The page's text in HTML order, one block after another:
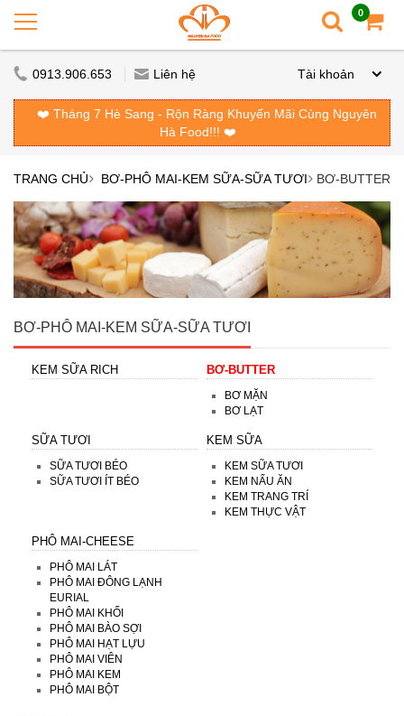
0
0913.906.653 Liên hệ Tài khoản
❤️ Tháng 7 Hè Sang - Rộn Ràng Khuyến Mãi Cùng Nguyên
Hà Food!!! ❤️
TRANG CHỦ BƠ-PHÔ MAI-KEM SỮA-SỮA TƯƠI BƠ-BUTTER
BƠ-PHÔ MAI-KEM SỮA-SỮA TƯƠI
KEM SỮA RICH BƠ-BUTTER
BƠ MẶN
BƠ LẠT
SỮA TƯƠI
SỮA TƯƠI BÉO
SỮA TƯƠI ÍT BÉO
KEM SỮA
KEM SỮA TƯƠI
KEM NẤU ĂN
KEM TRANG TRÍ
KEM THỰC VẬT
PHÔ MAI-CHEESE
PHÔ MAI LÁT
PHÔ MAI ĐÔNG LẠNH
EURIAL
PHÔ MAI KHỐI
PHÔ MAI BÀO SỢI
PHÔ MAI HẠT LỰU
PHÔ MAI VIÊN
PHÔ MAI KEM
PHÔ MAI BỘT